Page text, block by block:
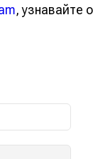
, узнавайте о